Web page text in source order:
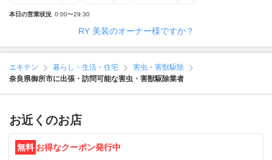
本日の営業状況 0:00〜29:30
RY 美装のオーナー様ですか？
エキテン 暮らし・生活・住宅
害虫・害獣駆除
奈良県御所市に出張・訪問可能な害虫・害獣駆除業者
お近くのお店
無料 お得なクーポン発行中